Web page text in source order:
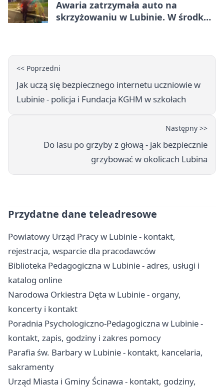
Awaria zatrzymała auto na
skrzyżowaniu w Lubinie. W środku
<< Poprzedni
Jak uczą się bezpiecznego internetu uczniowie w
Lubinie - policja i Fundacja KGHM w szkołach
Następny >>
Do lasu po grzyby z głową - jak bezpiecznie
grzybować w okolicach Lubina
Przydatne dane teleadresowe
Powiatowy Urząd Pracy w Lubinie - kontakt,
rejestracja, wsparcie dla pracodawców
Biblioteka Pedagogiczna w Lubinie - adres, usługi i
katalog online
Narodowa Orkiestra Dęta w Lubinie - organy,
koncerty i kontakt
Poradnia Psychologiczno-Pedagogiczna w Lubinie -
kontakt, zapis, godziny i zakres pomocy
Parafia św. Barbary w Lubinie - kontakt, kancelaria,
sakramenty
Urząd Miasta i Gminy Ścinawa - kontakt, godziny,